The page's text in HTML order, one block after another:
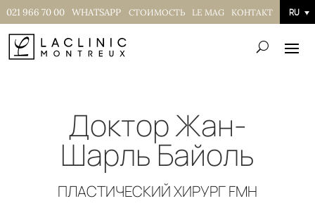
021 966 70 00 WHATSAPP СТОИМОСТЬ LE MAG КОНТАКТ RU
Доктор Жан-
Шарль Байоль
ПЛАСТИЧЕСКИЙ ХИРУРГ FMH